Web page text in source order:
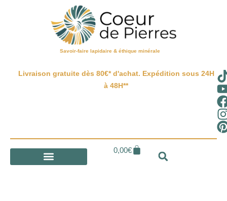
Savoir-faire lapidaire & éthique minérale
Livraison gratuite dès 80€* d'achat. Expédition sous 24H
à 48H**
0,00€